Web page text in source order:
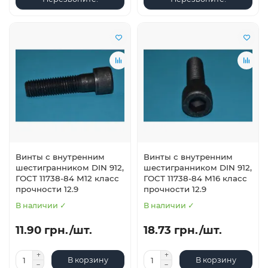
Винты с внутренним
шестигранником DIN 912,
ГОСТ 11738-84 М12 класс
прочности 12.9
В наличии ✓
11.90 грн./шт.
В корзину
Винты с внутренним
шестигранником DIN 912,
ГОСТ 11738-84 М16 класс
прочности 12.9
В наличии ✓
18.73 грн./шт.
В корзину